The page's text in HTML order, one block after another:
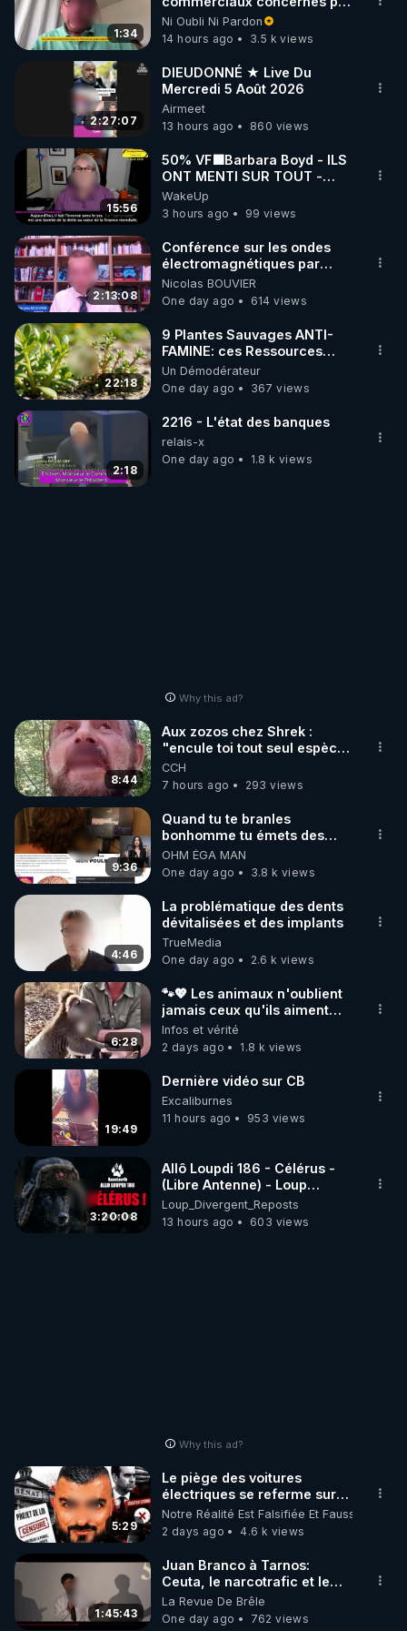
Rendez-vous sur
http://rgnr.li/lechoubrave
code : REGENERE10
▶ 30 jours gratuit sur l’application de méditation et
de bien-être ENVOL :
Rendez-vous sur
https://www.envol.app/code
le code : REGENERE
1:34
l'obligation dans toute la
France
Ni Oubli Ni Pardon
14 hours ago
3.5 k views
2:27:07
DIEUDONNÉ ★ Live Du
Mercredi 5 Août 2026
Airmeet
13 hours ago
860 views
15:56
50% VF🟩Barbara Boyd - ILS
ONT MENTI SUR TOUT -
Jocelyne Traduction
WakeUp
3 hours ago
99 views
2:13:08
Conférence sur les ondes
électromagnétiques par
Grégoire Caustru et Bart de
Wever !
Nicolas BOUVIER
One day ago
614 views
22:18
9 Plantes Sauvages ANTI-
FAMINE: ces Ressources
JARDIN&des Haies
Un Démodérateur
One day ago
367 views
2:18
2216 - L'état des banques
relais-x
One day ago
1.8 k views
Why this ad?
8:44
Aux zozos chez Shrek :
"encule toi tout seul espèce
de mal polish"
CCH
7 hours ago
293 views
9:36
Quand tu te branles
bonhomme tu émets des
ondes ils ont juste omis de
t'expliquer
OHM ÉGA MAN
One day ago
3.8 k views
4:46
La problématique des dents
dévitalisées et des implants
TrueMedia
One day ago
2.6 k views
6:28
🐾💖 Les animaux n'oublient
jamais ceux qu'ils aiment…
🥹❤️
Infos et vérité
2 days ago
1.8 k views
19:49
Dernière vidéo sur CB
Excaliburnes
11 hours ago
953 views
3:20:08
Allô Loupdi 186 - Célérus -
(Libre Antenne) - Loup
Divergent 2026.08.06
Loup_Divergent_Reposts
13 hours ago
603 views
Why this ad?
5:29
Le piège des voitures
électriques se referme sur
les usagers !
Notre Réalité Est Falsifiée Et Fausse
2 days ago
4.6 k views
1:45:43
Juan Branco à Tarnos:
Ceuta, le narcotrafic et le
pouvoir en France
La Revue De Brêle
One day ago
762 views